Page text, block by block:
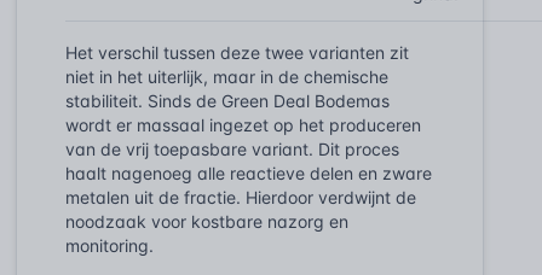
Het verschil tussen deze twee varianten zit
niet in het uiterlijk, maar in de chemische
stabiliteit. Sinds de Green Deal Bodemas
wordt er massaal ingezet op het produceren
van de vrij toepasbare variant. Dit proces
haalt nagenoeg alle reactieve delen en zware
metalen uit de fractie. Hierdoor verdwijnt de
noodzaak voor kostbare nazorg en
monitoring.